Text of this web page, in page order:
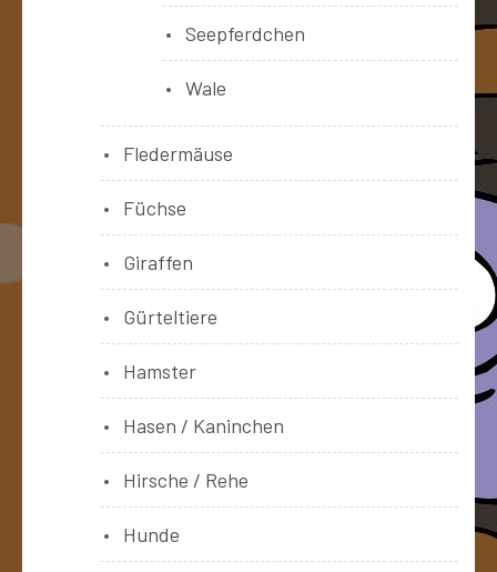
Seepferdchen
Wale
Fledermäuse
Füchse
Giraffen
Gürteltiere
Hamster
Hasen / Kaninchen
Hirsche / Rehe
Hunde